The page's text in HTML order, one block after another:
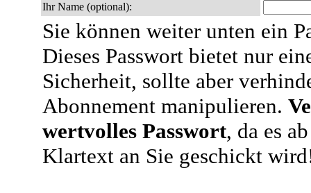
Ihr Name (optional):
Sie können weiter unten ein
Dieses Passwort bietet nur
Sicherheit, sollte aber
Abonnement manipulieren.
wertvolles Passwort, da es
Klartext an Sie geschickt